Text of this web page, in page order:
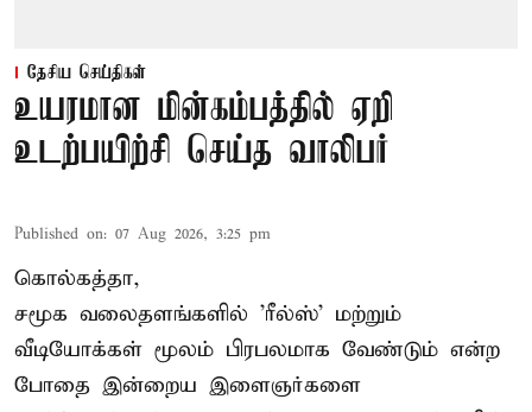
தேசிய செய்திகள்
உயரமான மின்கம்பத்தில் ஏறி
உடற்பயிற்சி செய்த வாலிபர்
Published on: 07 Aug 2026, 3:25 pm
கொல்கத்தா,
சமூக வலைதளங்களில் 'ரீல்ஸ்' மற்றும்
வீடியோக்கள் மூலம் பிரபலமாக வேண்டும் என்ற
போதை இன்றைய இளைஞர்களை